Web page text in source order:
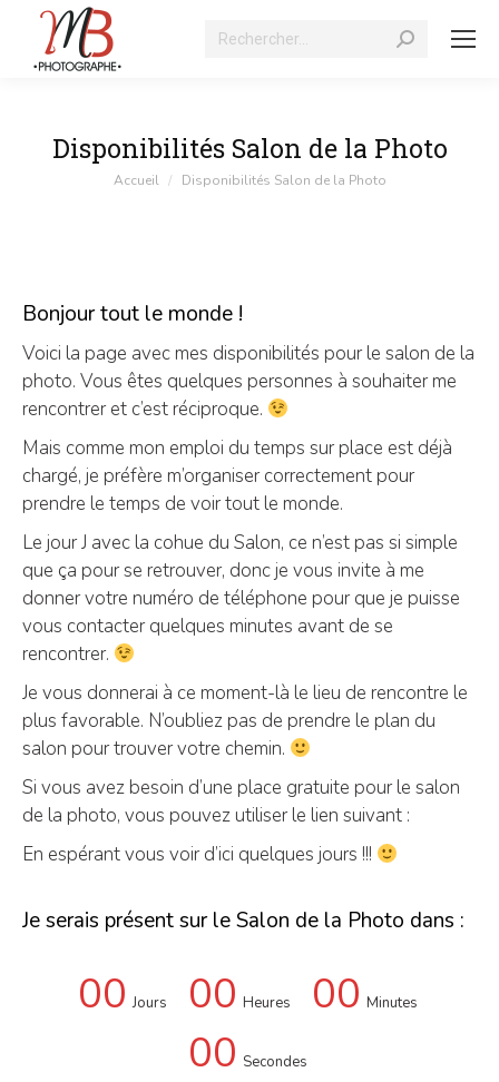
Recherche
Disponibilités Salon de la Photo
Vous êtes ici :
Accueil Disponibilités Salon de la Photo
Bonjour tout le monde !
Voici la page avec mes disponibilités pour le salon de la
photo. Vous êtes quelques personnes à souhaiter me
rencontrer et c’est réciproque.
Mais comme mon emploi du temps sur place est déjà
chargé, je préfère m’organiser correctement pour
prendre le temps de voir tout le monde.
Le jour J avec la cohue du Salon, ce n’est pas si simple
que ça pour se retrouver, donc je vous invite à me
donner votre numéro de téléphone pour que je puisse
vous contacter quelques minutes avant de se
rencontrer.
Je vous donnerai à ce moment-là le lieu de rencontre le
plus favorable. N’oubliez pas de prendre le plan du
salon pour trouver votre chemin.
Si vous avez besoin d’une place gratuite pour le salon
de la photo, vous pouvez utiliser le lien suivant :
En espérant vous voir d’ici quelques jours !!!
Je serais présent sur le Salon de la Photo dans :
00 Jours 00 Heures 00 Minutes
00 Secondes